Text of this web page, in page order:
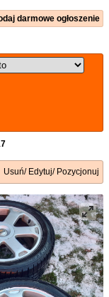
darmowe ogłoszenie
Usuń/ Edytuj/ Pozycjonuj